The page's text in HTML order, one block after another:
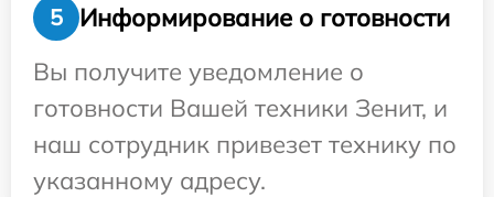
5
Информирование о готовности
Вы получите уведомление о
готовности Вашей техники Зенит, и
наш сотрудник привезет технику по
указанному адресу.